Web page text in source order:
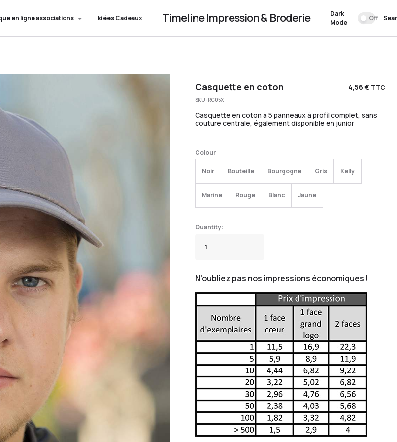
en ligne associations Idées Cadeaux Timeline Impression & Broderie
Dark
Mode
Off
Casquette en coton 4,56 € TTC
SKU: RC05X
Casquette en coton à 5 panneaux à profil complet, sans
couture centrale, également disponible en junior
Colour
Noir Bouteille Bourgogne Gris Kelly
Marine Rouge Blanc Jaune
N'oubliez pas nos impressions économiques !